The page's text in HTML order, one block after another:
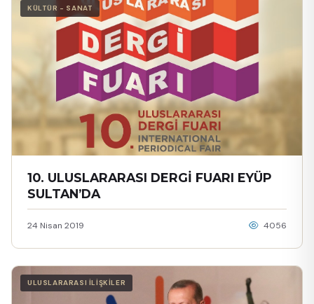
KÜLTÜR - SANAT
10. ULUSLARARASI DERGİ FUARI EYÜP
SULTAN’DA
24 Nisan 2019 4056
ULUSLARARASI İLİŞKİLER